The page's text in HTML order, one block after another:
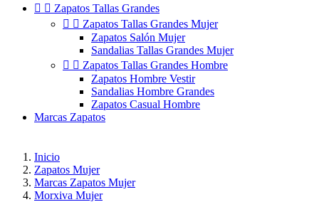
  Zapatos Tallas Grandes
  Zapatos Tallas Grandes Mujer
Zapatos Salón Mujer
Sandalias Tallas Grandes Mujer
  Zapatos Tallas Grandes Hombre
Zapatos Hombre Vestir
Sandalias Hombre Grandes
Zapatos Casual Hombre
Marcas Zapatos
Inicio
Zapatos Mujer
Marcas Zapatos Mujer
Morxiva Mujer